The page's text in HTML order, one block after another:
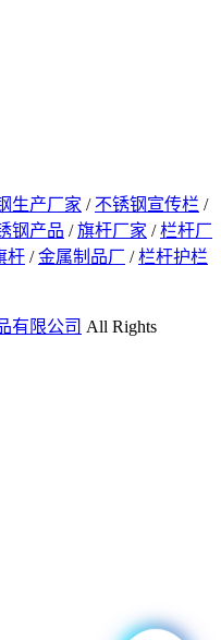
生产厂家 / 不锈钢宣传栏 /
钢产品 /旗杆厂家 /栏杆厂
杆 /金属制品厂 /栏杆护栏
有限公司 All Rights